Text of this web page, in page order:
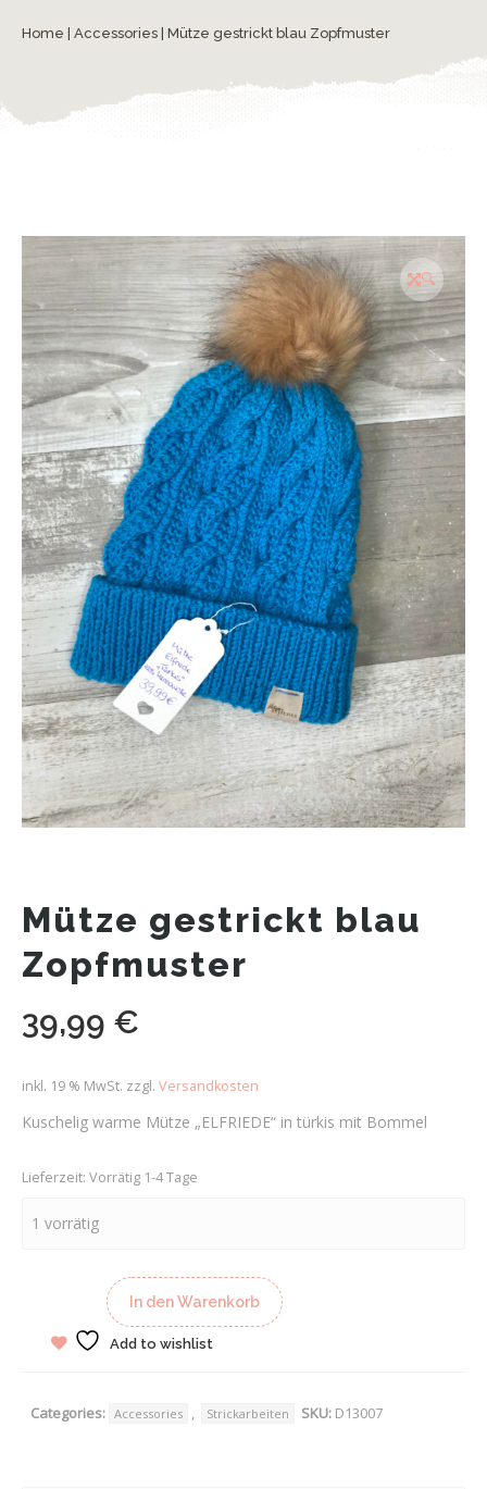
Home Accessories | Mütze gestrickt blau Zopfmuster
🔍
Mütze gestrickt blau
Zopfmuster
39,99 €
inkl. 19 % MwSt. zzgl. Versandkosten
Kuschelig warme Mütze „ELFRIEDE“ in türkis mit Bommel
Lieferzeit: Vorrätig 1-4 Tage
1 vorrätig
In den Warenkorb
Add to wishlist
Categories: Accessories , Strickarbeiten SKU: D13007